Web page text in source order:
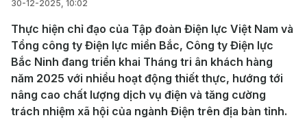
30-12-2025, 10:02
Thực hiện chỉ đạo của Tập đoàn Điện lực Việt Nam và
Tổng công ty Điện lực miền Bắc, Công ty Điện lực
Bắc Ninh đang triển khai Tháng tri ân khách hàng
năm 2025 với nhiều hoạt động thiết thực, hướng tới
nâng cao chất lượng dịch vụ điện và tăng cường
trách nhiệm xã hội của ngành Điện trên địa bàn tỉnh.